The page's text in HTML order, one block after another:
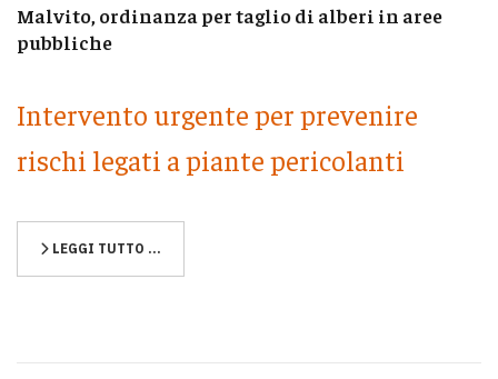
Malvito, ordinanza per taglio di alberi in aree
pubbliche
Intervento urgente per prevenire
rischi legati a piante pericolanti
LEGGI TUTTO …